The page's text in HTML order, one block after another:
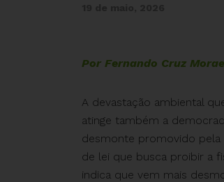
Por Fernando Cruz
A devastação ambiental
atinge também a
desmonte promovido pela
de lei que busca proibir a
indica que vem mais